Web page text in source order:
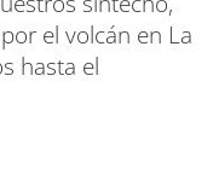
el volcán en La
hasta el